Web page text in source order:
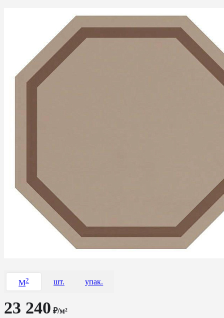
M2 шт. упак.
23 240 ₽/м²